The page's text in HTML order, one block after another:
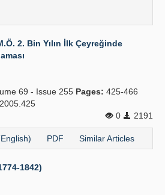
2. Bin Yılın İlk Çeyreğinde
69 - Issue 255 Pages: 425-466
0
2191
PDF Similar Articles
1842)